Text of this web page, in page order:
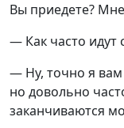
Вы приедете?
— Как часто идут
— Ну, точно я вам
но довольно
заканчиваются